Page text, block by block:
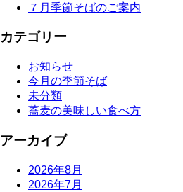
７月季節そばのご案内
カテゴリー
お知らせ
今月の季節そば
未分類
蕎麦の美味しい食べ方
アーカイブ
2026年8月
2026年7月